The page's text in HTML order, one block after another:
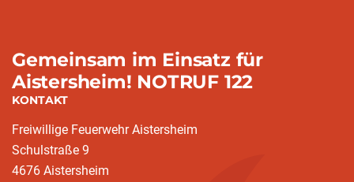
Gemeinsam im Einsatz für
Aistersheim! NOTRUF 122
KONTAKT
Freiwillige Feuerwehr Aistersheim
Schulstraße 9
4676 Aistersheim